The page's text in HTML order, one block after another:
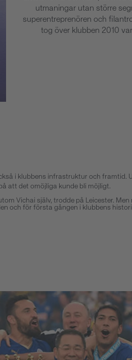
utmaningar utan större
superentreprenören och
tog över klubben 2010
i klubbens infrastruktur och framtid.
att det omöjliga kunde bli möjligt.
Vichai själv, trodde på Leicester.
och för första gången i klubbens